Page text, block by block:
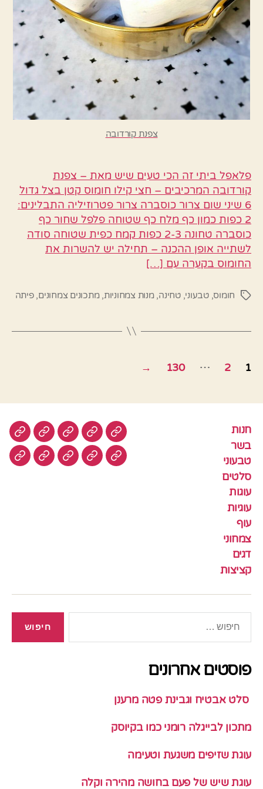
צפנת קורדובה
פלאפל ביתי זה הכי טעים שיש מאת – צפנת
קורדובה המרכיבים – חצי קילו חומוס קטן בצל גדול
6 שיני שום צרור כוסברה צרור פטרוזיליה התבלינים:
2 כפות כמון כף מלח כף שטוחה פלפל שחור כף
כוסברה טחונה 2-3 כפות קמח כפית שטוחה סודה
לשתייה אופן ההכנה – תחילה יש להשרות את
החומוס בקערה עם […]
תגיותחומוס ,טבעוני ,טחינה ,מנות צמחוניות ,מתכונים צמחונים ,פיתה
Posts1
2
…
130
→
חנות
בשר
טבעוני
סלטים
עוגות
עוגיות
עוף
צמחוני
דגים
קציצות
חנות בשר טבעוניסלטים
עוגיותעוף צמחונידגים
פוסטים אחרונים
סלט אבטיח וגבינת פטה מרענן
מתכון לבייגלה רומני כמו בקיוסק
עוגת שזיפים משגעת וטעימה
עוגת שיש של פעם בחושה מהירה וקלה